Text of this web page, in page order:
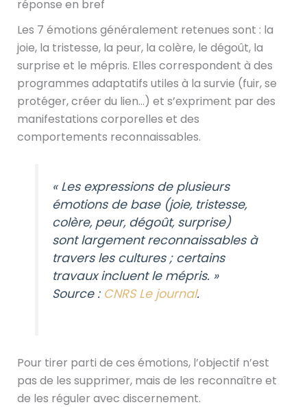
réponse en bref
Les 7 émotions généralement retenues sont : la
joie, la tristesse, la peur, la colère, le dégoût, la
surprise et le mépris. Elles correspondent à des
programmes adaptatifs utiles à la survie (fuir, se
protéger, créer du lien…) et s’expriment par des
manifestations corporelles et des
comportements reconnaissables.
« Les expressions de plusieurs
émotions de base (joie, tristesse,
colère, peur, dégoût, surprise)
sont largement reconnaissables à
travers les cultures ; certains
travaux incluent le mépris. »
Source : CNRS Le journal.
Pour tirer parti de ces émotions, l’objectif n’est
pas de les supprimer, mais de les reconnaître et
de les réguler avec discernement.